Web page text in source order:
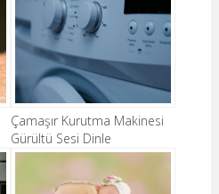
Çamaşır Kurutma Makinesi
Gürültü Sesi Dinle